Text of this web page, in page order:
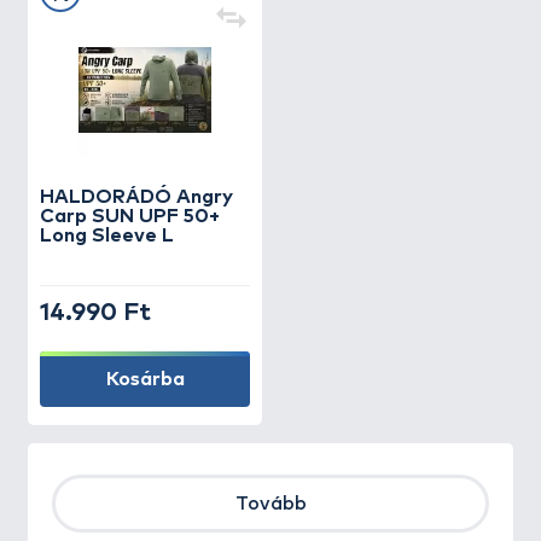
HALDORÁDÓ Angry
Carp SUN UPF 50+
Long Sleeve L
14.990 Ft
Kosárba
Tovább